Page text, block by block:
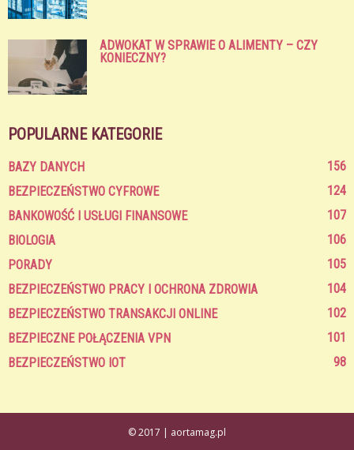
ADWOKAT W SPRAWIE O ALIMENTY – CZY
KONIECZNY?
POPULARNE KATEGORIE
BAZY DANYCH
156
BEZPIECZEŃSTWO CYFROWE
124
BANKOWOŚĆ I USŁUGI FINANSOWE
107
BIOLOGIA
106
PORADY
105
BEZPIECZEŃSTWO PRACY I OCHRONA ZDROWIA
104
BEZPIECZEŃSTWO TRANSAKCJI ONLINE
102
BEZPIECZNE POŁĄCZENIA VPN
101
BEZPIECZEŃSTWO IOT
98
© 2017 | aortamag.pl